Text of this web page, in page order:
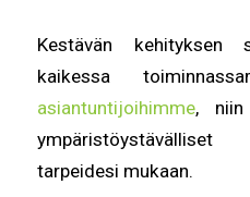
Kestävän kehityksen
kaikessa
asiantuntijoihimme, niin
tarpeidesi mukaan.